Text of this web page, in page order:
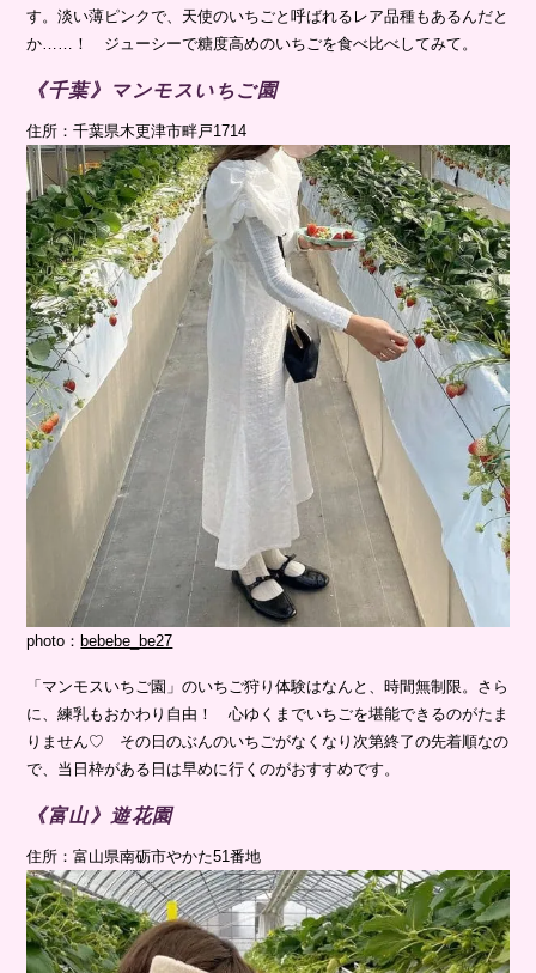
す。淡い薄ピンクで、天使のいちごと呼ばれるレア品種もあるんだと
か……！ ジューシーで糖度高めのいちごを食べ比べしてみて。
《千葉》マンモスいちご園
住所：千葉県木更津市畔戸1714
photo： bebebe_be27
「マンモスいちご園」のいちご狩り体験はなんと、時間無制限。さら
に、練乳もおかわり自由！ 心ゆくまでいちごを堪能できるのがたま
りません♡ その日のぶんのいちごがなくなり次第終了の先着順なの
で、当日枠がある日は早めに行くのがおすすめです。
《富山》遊花園
住所：富山県南砺市やかた51番地